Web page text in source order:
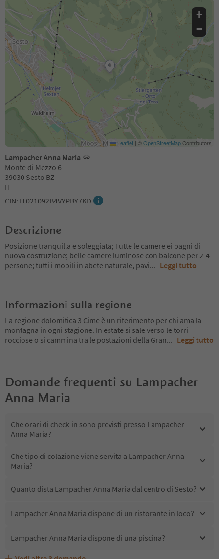
Lampacher Anna Maria
Monte di Mezzo 6
39030 Sesto BZ
IT
CIN: IT021092B4VYPBY7KD
+
−
Leaflet | ©OpenStreetMapContributors
Descrizione
Posizione tranquilla e soleggiata; Tutte le camere ei bagni di
nuova costruzione; belle camere luminose con balcone per 2-4
persone; tutti i mobili in abete naturale, pavi... Leggi tutto
Informazioni sulla regione
La regione dolomitica 3 Cime è un riferimento per chi ama la
montagna in ogni stagione. In estate si sale verso le torri
rocciose o si cammina tra le postazioni della Gran... Leggi tutto
Domande frequenti su Lampacher
Anna Maria
Che orari di check-in sono previsti presso Lampacher
Anna Maria?
Che tipo di colazione viene servita a Lampacher Anna
Maria?
Quanto dista Lampacher Anna Maria dal centro di Sesto?
Lampacher Anna Maria dispone di un ristorante in loco?
Lampacher Anna Maria dispone di una piscina?